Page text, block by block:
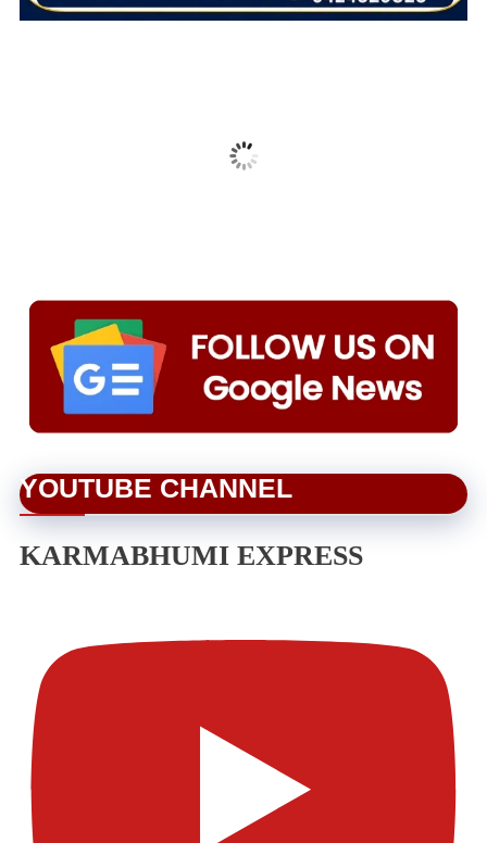
YOUTUBE CHANNEL
KARMABHUMI EXPRESS